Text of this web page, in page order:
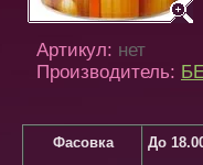
Артикул: нет
Производитель:
Фасовка До